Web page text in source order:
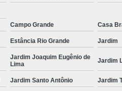
Espelho São
Espelho
Espelho de
Espelho
Espelho Moderno
Campo Grande Casa
Estância Rio Grande Jardim
Jardim Joaquim Eugênio de
Lima
Jardim
Jardim Santo Antônio Jardim